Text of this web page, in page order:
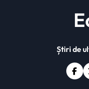
Știri de